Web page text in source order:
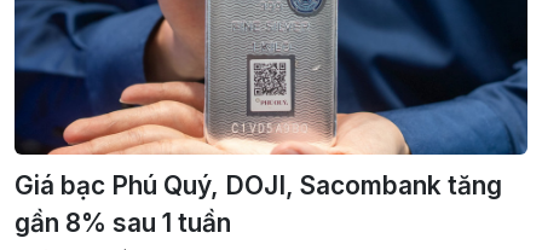
Giá bạc Phú Quý, DOJI, Sacombank tăng
gần 8% sau 1 tuần